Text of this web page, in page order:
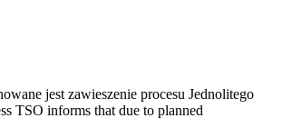
jest zawieszenie procesu Jednolitego
TSO informs that due to planned